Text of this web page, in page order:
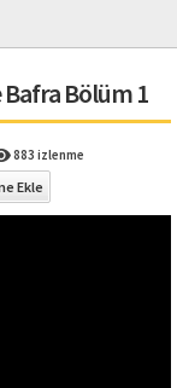
Bölüm 1
883 izlenme
Ekle